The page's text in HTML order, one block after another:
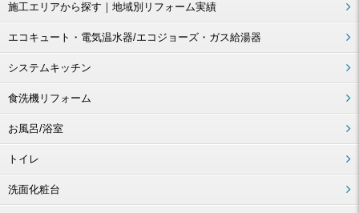
施工エリアから探す｜地域別リフォーム実績
エコキュート・電気温水器/エコジョーズ・ガス給湯器
システムキッチン
食洗機リフォーム
お風呂/浴室
トイレ
洗面化粧台